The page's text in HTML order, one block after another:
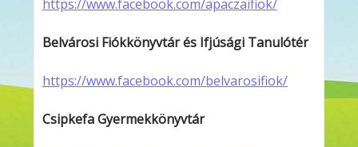
https://www.facebook.com/apaczaifiok/
Belvárosi Fiókkönyvtár és Ifjúsági Tanulótér
https://www.facebook.com/belvarosifiok/
Csipkefa Gyermekkönyvtár